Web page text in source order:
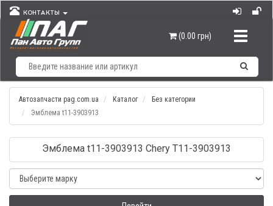
КОНТАКТЫ
(0.00 грн)
Автозапчасти pag.com.ua Каталог
Без категории
Эмблема t11-3903913
Эмблема t11-3903913 Chery T11-3903913